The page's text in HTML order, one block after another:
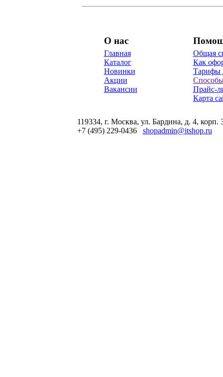
О нас
Главная
Каталог
Новинки
Акции
Вакансии
Общая
Как
Тарифы
Прайс-
Карта
119334, г. Москва, ул. Бардина, д. 4, корп.
+7 (495) 229-0436 shopadmin@itshop.ru